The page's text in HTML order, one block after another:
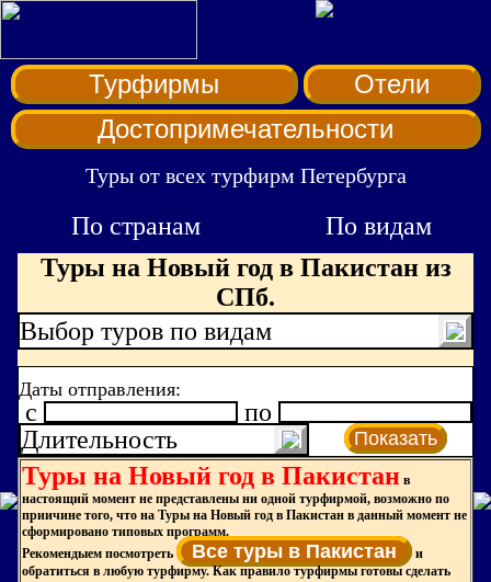
Турфирмы
Отели
Достопримечательности
Туры от всех турфирм Петербурга
По странам
По видам
Туры на Новый год в Пакистан из
СПб.
Выбор туров по видам
Даты отправления:
c
по
Длительность
Показать
Туры на Новый год в Пакистан в
настоящий момент не представлены ни одной турфирмой, возможно по
приичине того, что на Туры на Новый год в Пакистан в данный момент не
сформировано типовых программ.
Рекомендыем посмотреть Все туры в Пакистан и
обратиться в любую турфирму. Как правило турфирмы готовы сделать